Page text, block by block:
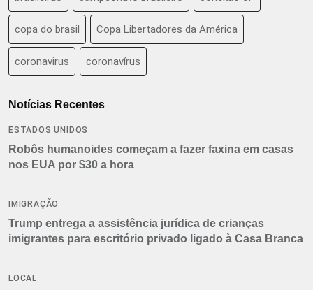
copa do brasil Copa Libertadores da América
coronavirus coronavírus
Notícias Recentes
ESTADOS UNIDOS
Robôs humanoides começam a fazer faxina em casas
nos EUA por $30 a hora
IMIGRAÇÃO
Trump entrega a assistência jurídica de crianças
imigrantes para escritório privado ligado à Casa Branca
LOCAL